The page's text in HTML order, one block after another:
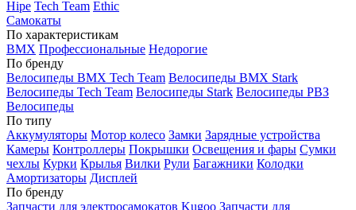
Hipe Tech Team Ethic
Самокаты
По характеристикам
BMX Профессиональные Недорогие
По бренду
Велосипеды BMX Tech Team Велосипеды BMX Stark
Велосипеды Tech Team Велосипеды Stark Велосипеды РВЗ
Велосипеды
По типу
Аккумуляторы Мотор колесо Замки Зарядные устройства
Камеры Контроллеры Покрышки Освещения и фары Сумки
чехлы Курки Крылья Вилки Рули Багажники Колодки
Амортизаторы Дисплей
По бренду
Запчасти для электросамокатов Kugoo Запчасти для